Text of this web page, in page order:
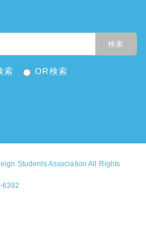
索 OR検索
Students Association All Rights